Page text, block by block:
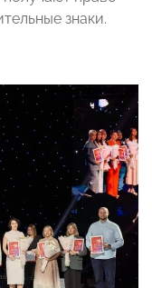
знаки.